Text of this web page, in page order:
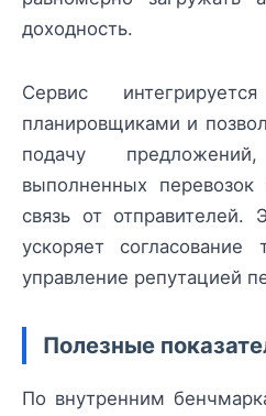
доходность.
Сервис
планировщиками и
подачу
выполненных
связь от отправителей.
ускоряет
управление репутацией
Полезные
По внутренним